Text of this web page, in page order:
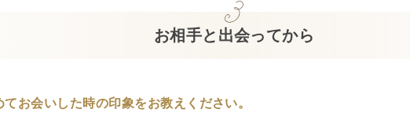
お相手と出会ってから
お会いした時の印象をお教えください。